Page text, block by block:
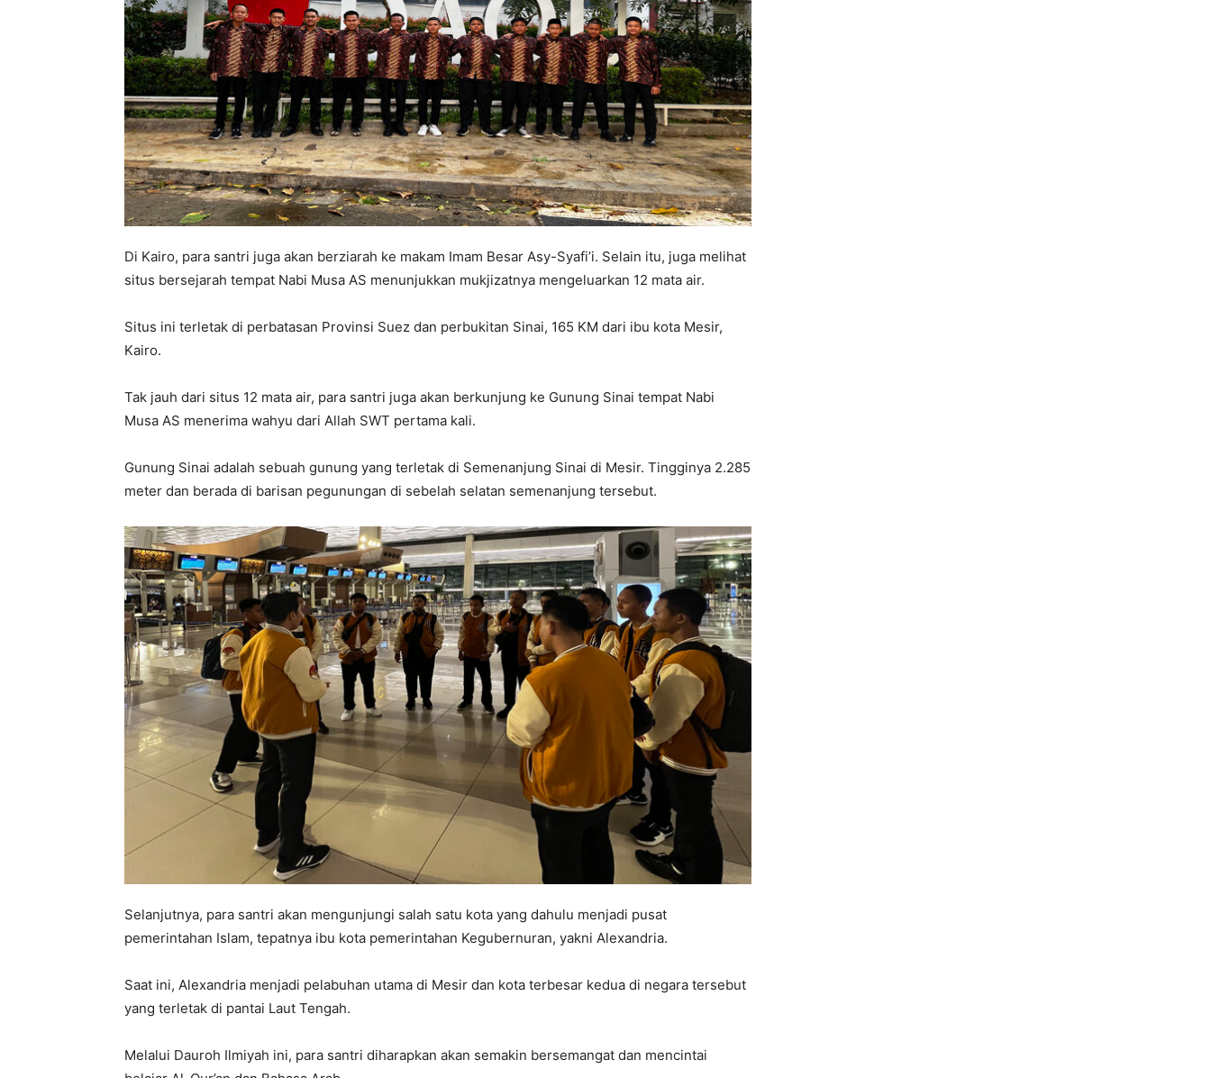
Di Kairo, para santri juga akan berziarah ke makam Imam Besar Asy-Syafi’i. Selain itu, juga melihat
situs bersejarah tempat Nabi Musa AS menunjukkan mukjizatnya mengeluarkan 12 mata air.
Situs ini terletak di perbatasan Provinsi Suez dan perbukitan Sinai, 165 KM dari ibu kota Mesir,
Kairo.
Tak jauh dari situs 12 mata air, para santri juga akan berkunjung ke Gunung Sinai tempat Nabi
Musa AS menerima wahyu dari Allah SWT pertama kali.
Gunung Sinai adalah sebuah gunung yang terletak di Semenanjung Sinai di Mesir. Tingginya 2.285
meter dan berada di barisan pegunungan di sebelah selatan semenanjung tersebut.
Selanjutnya, para santri akan mengunjungi salah satu kota yang dahulu menjadi pusat
pemerintahan Islam, tepatnya ibu kota pemerintahan Kegubernuran, yakni Alexandria.
Saat ini, Alexandria menjadi pelabuhan utama di Mesir dan kota terbesar kedua di negara tersebut
yang terletak di pantai Laut Tengah.
Melalui Dauroh Ilmiyah ini, para santri diharapkan akan semakin bersemangat dan mencintai